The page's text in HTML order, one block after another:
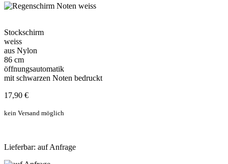
Stockschirm
weiss
aus Nylon
86 cm
öffnungsautomatik
mit schwarzen Noten bedruckt
17,90 €
kein Versand möglich
Lieferbar: auf Anfrage